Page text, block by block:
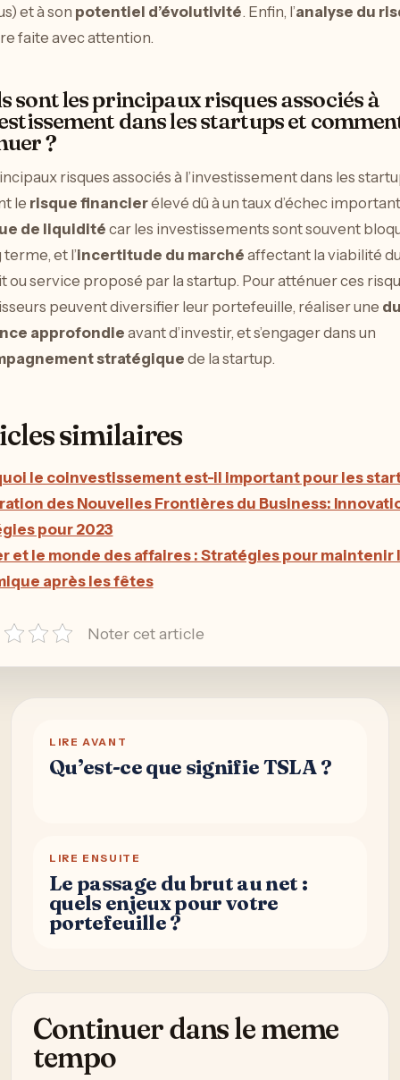
et à son potentiel d’évolutivité. Enfin, l’analyse du
faite avec attention.
sont les principaux risques associés à
dans les startups et
?
risques associés à l’investissement dans les
le risque financierélevé dû à un taux d’échec
de liquiditécar les investissements sont souvent
et l’incertitude du marché affectant la viabilité
ou service proposé par la startup. Pour atténuer ces
peuvent diversifier leur portefeuille, réaliser une
approfondie avant d’investir, et s’engager dans un
stratégique de la startup.
similaires
le coinvestissement est-il important pour les
des Nouvelles Frontières du Business:
pour 2023
et le monde des affaires : Stratégies pour maintenir
après les fêtes
Noter cet article
LIRE AVANT
Qu’est-ce que signifie TSLA ?
LIRE ENSUITE
Le passage du brut au net :
quels enjeux pour votre
portefeuille ?
Continuer dans le meme
tempo